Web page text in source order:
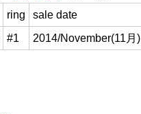
ring sale date
#1 2014/November(11月)